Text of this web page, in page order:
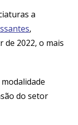
a
,
de 2022, o mais
do setor